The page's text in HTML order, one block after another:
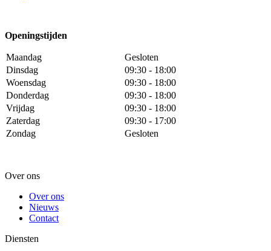
Openingstijden
Maandag
Gesloten
Dinsdag
09:30 - 18:00
Woensdag
09:30 - 18:00
Donderdag
09:30 - 18:00
Vrijdag
09:30 - 18:00
Zaterdag
09:30 - 17:00
Zondag
Gesloten
Over ons
Over ons
Nieuws
Contact
Diensten